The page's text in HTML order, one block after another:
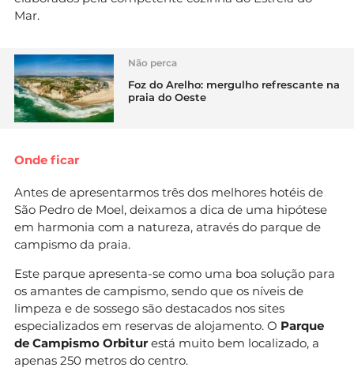
Mar.
Não perca
Foz do Arelho: mergulho refrescante na
praia do Oeste
Onde ficar
Antes de apresentarmos três dos melhores hotéis de
São Pedro de Moel, deixamos a dica de uma hipótese
em harmonia com a natureza, através do parque de
campismo da praia.
Este parque apresenta-se como uma boa solução para
os amantes de campismo, sendo que os níveis de
limpeza e de sossego são destacados nos sites
especializados em reservas de alojamento. O Parque
de Campismo Orbitur está muito bem localizado, a
apenas 250 metros do centro.